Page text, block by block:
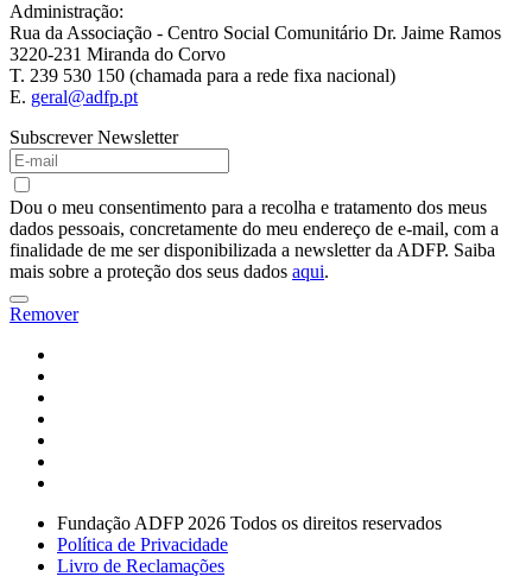
Administração:
Rua da Associação - Centro Social Comunitário Dr. Jaime Ramos
3220-231 Miranda do Corvo
T. 239 530 150 (chamada para a rede fixa nacional)
E. geral@adfp.pt
Subscrever Newsletter
Dou o meu consentimento para a recolha e tratamento dos meus
dados pessoais, concretamente do meu endereço de e-mail, com a
finalidade de me ser disponibilizada a newsletter da ADFP. Saiba
mais sobre a proteção dos seus dados aqui.
Remover
Fundação ADFP 2026 Todos os direitos reservados
Política de Privacidade
Livro de Reclamações